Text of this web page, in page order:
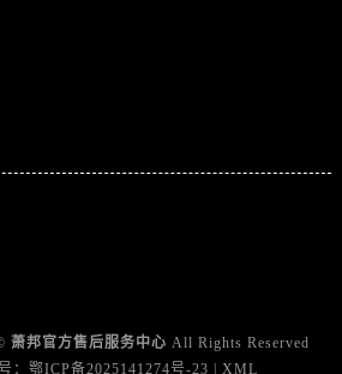
萧邦官方售后服务中心 All Rights Reserved
： 鄂ICP备2025141274号-23 XML